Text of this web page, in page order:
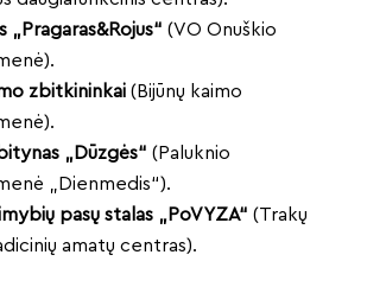
„Pragaras&Rojus“ (VO Onuškio
zbitkininkai (Bijūnų kaimo
„Dūzgės“ (Paluknio
„Dienmedis“).
pasų stalas „PoVYZA“ (Trakų
amatų centras).